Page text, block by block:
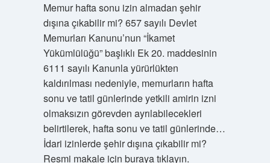
Memur hafta sonu izin almadan şehir
dışına çıkabilir mi? 657 sayılı Devlet
Memurları Kanunu’nun “İkamet
Yükümlülüğü” başlıklı Ek 20. maddesinin
6111 sayılı Kanunla yürürlükten
kaldırılması nedeniyle, memurların hafta
sonu ve tatil günlerinde yetkili amirin izni
olmaksızın görevden ayrılabilecekleri
belirtilerek, hafta sonu ve tatil günlerinde…
İdari izinlerde şehir dışına çıkabilir mi?
Resmi makale için buraya tıklayın.